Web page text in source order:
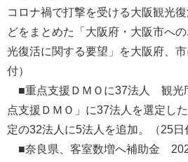
コロナ禍で打撃を受ける大阪観光
どをまとめた「大阪府・大阪市へ
光復活に関する要望」を大阪府、
付）
■重点支援ＤＭＯに37法人 観光
点支援ＤＭＯ」に37法人を選定し
定の32法人に5法人を追加。（25日
■奈良県、客室数増へ補助金